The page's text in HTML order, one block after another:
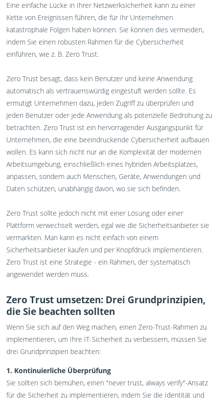
Eine einfache Lücke in Ihrer Netzwerksicherheit kann zu einer
Kette von Ereignissen führen, die für Ihr Unternehmen
katastrophale Folgen haben können. Sie können dies vermeiden,
indem Sie einen robusten Rahmen für die Cybersicherheit
einführen, wie z. B. Zero Trust.
Zero Trust besagt, dass kein Benutzer und keine Anwendung
automatisch als vertrauenswürdig eingestuft werden sollte. Es
ermutigt Unternehmen dazu, jeden Zugriff zu überprüfen und
jeden Benutzer oder jede Anwendung als potenzielle Bedrohung zu
betrachten. Zero Trust ist ein hervorragender Ausgangspunkt für
Unternehmen, die eine beeindruckende Cybersicherheit aufbauen
wollen. Es kann sich nicht nur an die Komplexität der modernen
Arbeitsumgebung, einschließlich eines hybriden Arbeitsplatzes,
anpassen, sondern auch Menschen, Geräte, Anwendungen und
Daten schützen, unabhängig davon, wo sie sich befinden.
Zero Trust sollte jedoch nicht mit einer Lösung oder einer
Plattform verwechselt werden, egal wie die Sicherheitsanbieter sie
vermarkten. Man kann es nicht einfach von einem
Sicherheitsanbieter kaufen und per Knopfdruck implementieren.
Zero Trust ist eine Strategie - ein Rahmen, der systematisch
angewendet werden muss.
Zero Trust umsetzen: Drei Grundprinzipien,
die Sie beachten sollten
Wenn Sie sich auf den Weg machen, einen Zero-Trust-Rahmen zu
implementieren, um Ihre IT-Sicherheit zu verbessern, müssen Sie
drei Grundprinzipien beachten:
1. Kontinuierliche Überprüfung
Sie sollten sich bemühen, einen "never trust, always verify"-Ansatz
für die Sicherheit zu implementieren, indem Sie die Identität und